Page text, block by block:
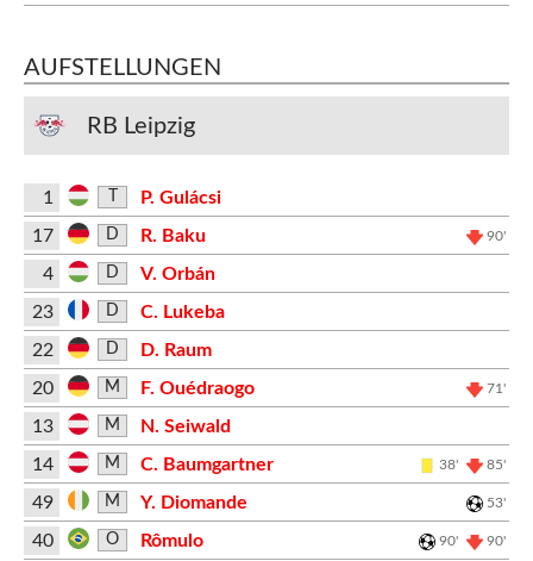
AUFSTELLUNGEN
RB Leipzig
1
P. Gulácsi
17
D R. Baku 90'
4 D
V. Orbán
23
D
C. Lukeba
22
D
D. Raum
20
M F. Ouédraogo 71'
13 M
N. Seiwald
14
M C. Baumgartner 38' 85'
49 M Y. Diomande 53'
40 O Rômulo 90' 90'